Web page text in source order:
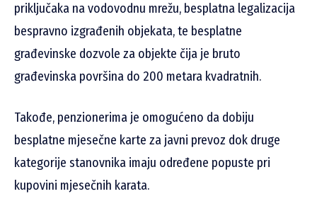
priključaka na vodovodnu mrežu, besplatna legalizacija
bespravno izgrađenih objekata, te besplatne
građevinske dozvole za objekte čija je bruto
građevinska površina do 200 metara kvadratnih.
Takođe, penzionerima je omogućeno da dobiju
besplatne mjesečne karte za javni prevoz dok druge
kategorije stanovnika imaju određene popuste pri
kupovini mjesečnih karata.